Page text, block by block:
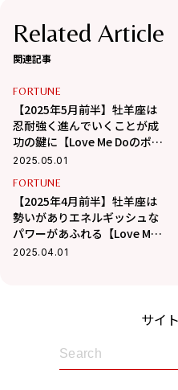
Related Article
関連記事
FORTUNE
【2025年5月前半】牡羊座は
忍耐強く進んでいくことが成
功の鍵に【Love Me Doのポジ
ティブ星占い】
2025.05.01
FORTUNE
【2025年4月前半】牡羊座は
勢いがありエネルギッシュな
パワーがあふれる【Love Me
Doのポジティブ星占い】
2025.04.01
サイ